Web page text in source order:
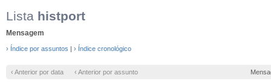
Lista histport
Mensagem
› Índice por assuntos | › Índice cronológico
‹ Anterior por data ‹ Anterior por assunto